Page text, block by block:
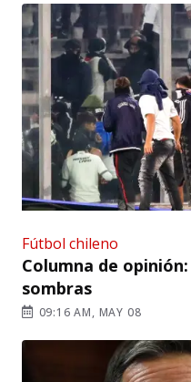
Fútbol chileno
Columna de
sombras
09:16 AM, MAY 08